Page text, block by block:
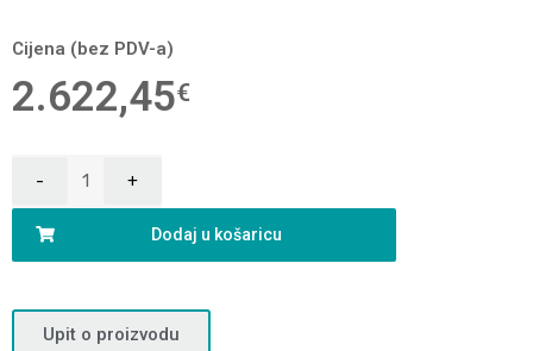
Cijena (bez PDV-a)
2.622,45€
Dodaj u košaricu
Upit o proizvodu